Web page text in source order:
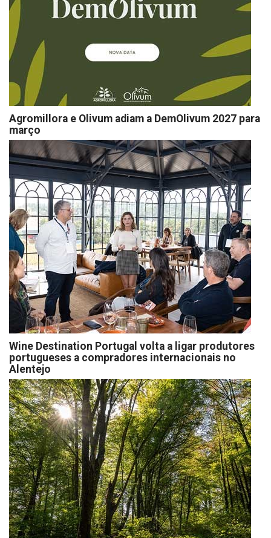
Agromillora e Olivum adiam a DemOlivum 2027 para
março
Wine Destination Portugal volta a ligar produtores
portugueses a compradores internacionais no
Alentejo